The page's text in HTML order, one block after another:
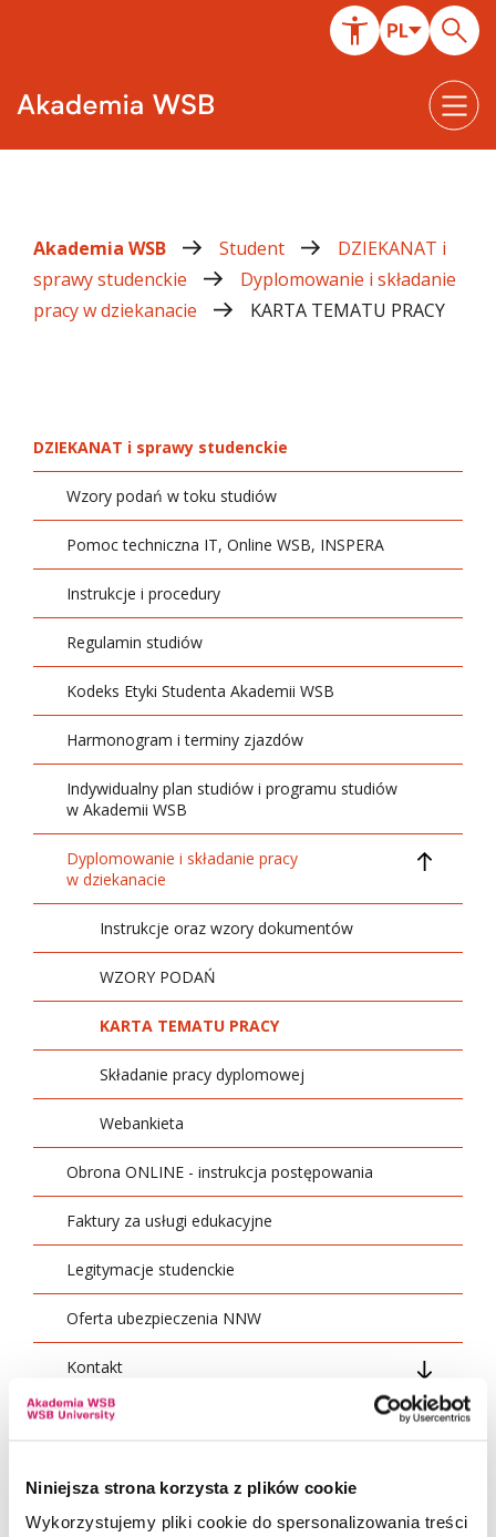
Niniejsza strona korzysta z plików cookie
Wykorzystujemy pliki cookie do spersonalizowania treści
Akademia WSB Student
DZIEKANAT i
sprawy studenckie
Dyplomowanie i składanie
pracy w dziekanacie
KARTA TEMATU PRACY
DZIEKANAT i sprawy studenckie
Wzory podań w toku studiów
Pomoc techniczna IT, Online WSB, INSPERA
Instrukcje i procedury
Regulamin studiów
Kodeks Etyki Studenta Akademii WSB
Harmonogram i terminy zjazdów
Indywidualny plan studiów i programu studiów
w Akademii WSB
Dyplomowanie i składanie pracy
w dziekanacie
Instrukcje oraz wzory dokumentów
WZORY PODAŃ
KARTA TEMATU PRACY
Składanie pracy dyplomowej
Webankieta
Obrona ONLINE - instrukcja postępowania
Faktury za usługi edukacyjne
Legitymacje studenckie
Oferta ubezpieczenia NNW
Kontakt
Godziny pracy Dziekanatu
Pracownicy Działu Nauczania
KARTA TEMATU PRACY